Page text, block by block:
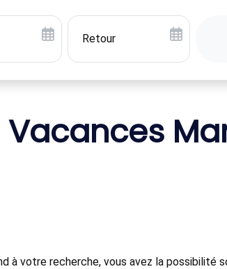
à votre recherche, vous avez la